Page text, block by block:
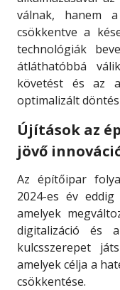
válnak, hanem
csökkentve a
technológiák
átláthatóbbá
követést és az
optimalizált
Újítások az
jövő
Az építőipar
2024-es év
amelyek
digitalizáció és
kulcsszerepet
amelyek célja a
csökkentése.